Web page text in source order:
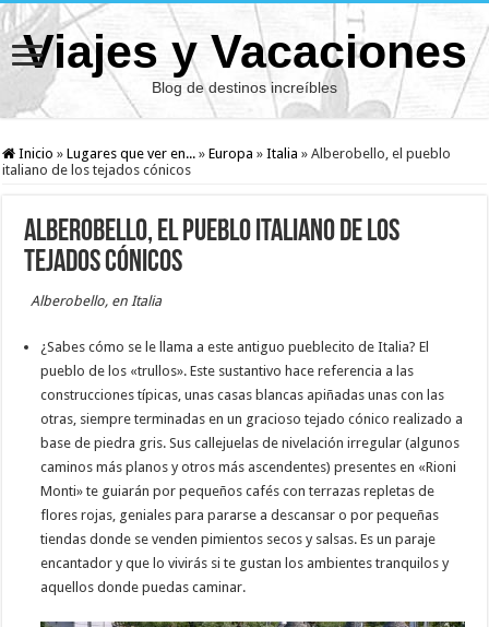
Viajes y Vacaciones
Blog de destinos increíbles
Inicio » Lugares que ver en... » Europa » Italia » Alberobello, el pueblo
italiano de los tejados cónicos
Alberobello, el pueblo italiano de los
tejados cónicos
Alberobello, en Italia
¿Sabes cómo se le llama a este antiguo pueblecito de Italia? El
pueblo de los «trullos». Este sustantivo hace referencia a las
construcciones típicas, unas casas blancas apiñadas unas con las
otras, siempre terminadas en un gracioso tejado cónico realizado a
base de piedra gris. Sus callejuelas de nivelación irregular (algunos
caminos más planos y otros más ascendentes) presentes en «Rioni
Monti» te guiarán por pequeños cafés con terrazas repletas de
flores rojas, geniales para pararse a descansar o por pequeñas
tiendas donde se venden pimientos secos y salsas. Es un paraje
encantador y que lo vivirás si te gustan los ambientes tranquilos y
aquellos donde puedas caminar.